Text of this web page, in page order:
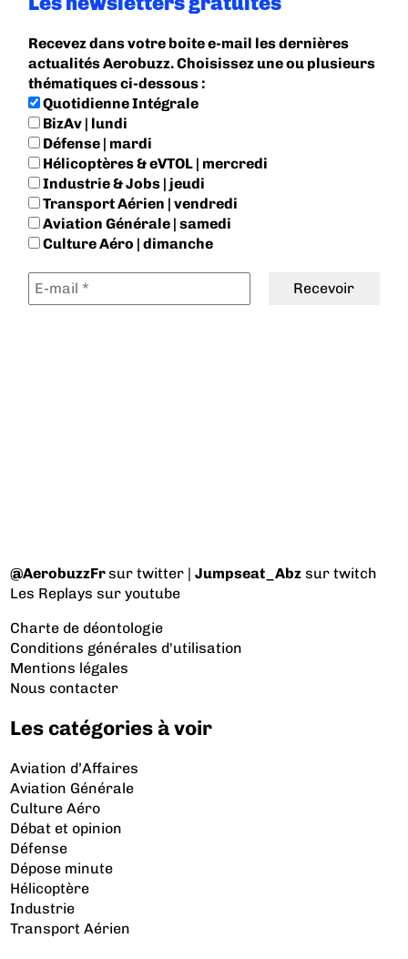
Recevez dans votre boite e-mail les dernières
actualités Aerobuzz. Choisissez une ou plusieurs
thématiques ci-dessous :
Quotidienne Intégrale
BizAv | lundi
Défense | mardi
Hélicoptères & eVTOL | mercredi
Industrie & Jobs | jeudi
Transport Aérien | vendredi
Aviation Générale | samedi
Culture Aéro | dimanche
@AerobuzzFrsur twitter |Jumpseat_Abz sur twitch
Les Replays sur youtube
Charte de déontologie
Conditions générales d'utilisation
Mentions légales
Nous contacter
Les catégories à voir
Aviation d’Affaires
Aviation Générale
Culture Aéro
Débat et opinion
Défense
Dépose minute
Hélicoptère
Industrie
Transport Aérien